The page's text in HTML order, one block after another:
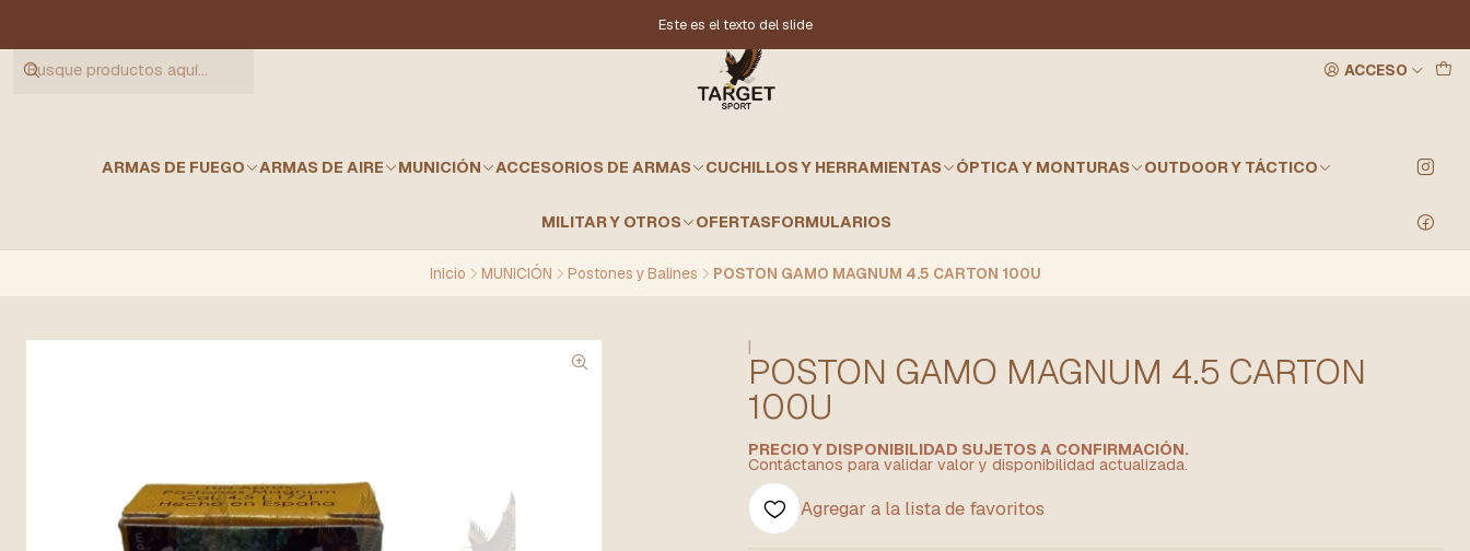
ACCESO
ARMAS DE FUEGO ARMAS DE AIRE MUNICIÓN ACCESORIOS DE ARMAS CUCHILLOS Y HERRAMIENTAS ÓPTICA Y MONTURAS OUTDOOR Y TÁCTICO
MILITAR Y OTROS OFERTASFORMULARIOS
Este es el texto del slide
Inicio MUNICIÓN Postones y Balines POSTON GAMO MAGNUM 4.5 CARTON 100U
|
POSTON GAMO MAGNUM 4.5 CARTON
100U
PRECIO Y DISPONIBILIDAD SUJETOS A CONFIRMACIÓN.
Contáctanos para validar valor y disponibilidad actualizada.
Agregar a la lista de favoritos